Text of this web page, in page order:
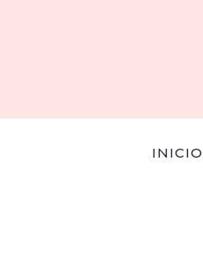
INICIO